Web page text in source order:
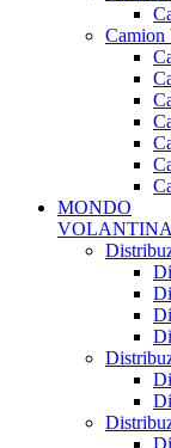
Camion
MONDO